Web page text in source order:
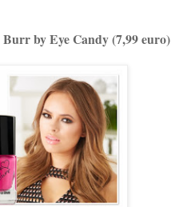
by Eye Candy (7,99 euro)